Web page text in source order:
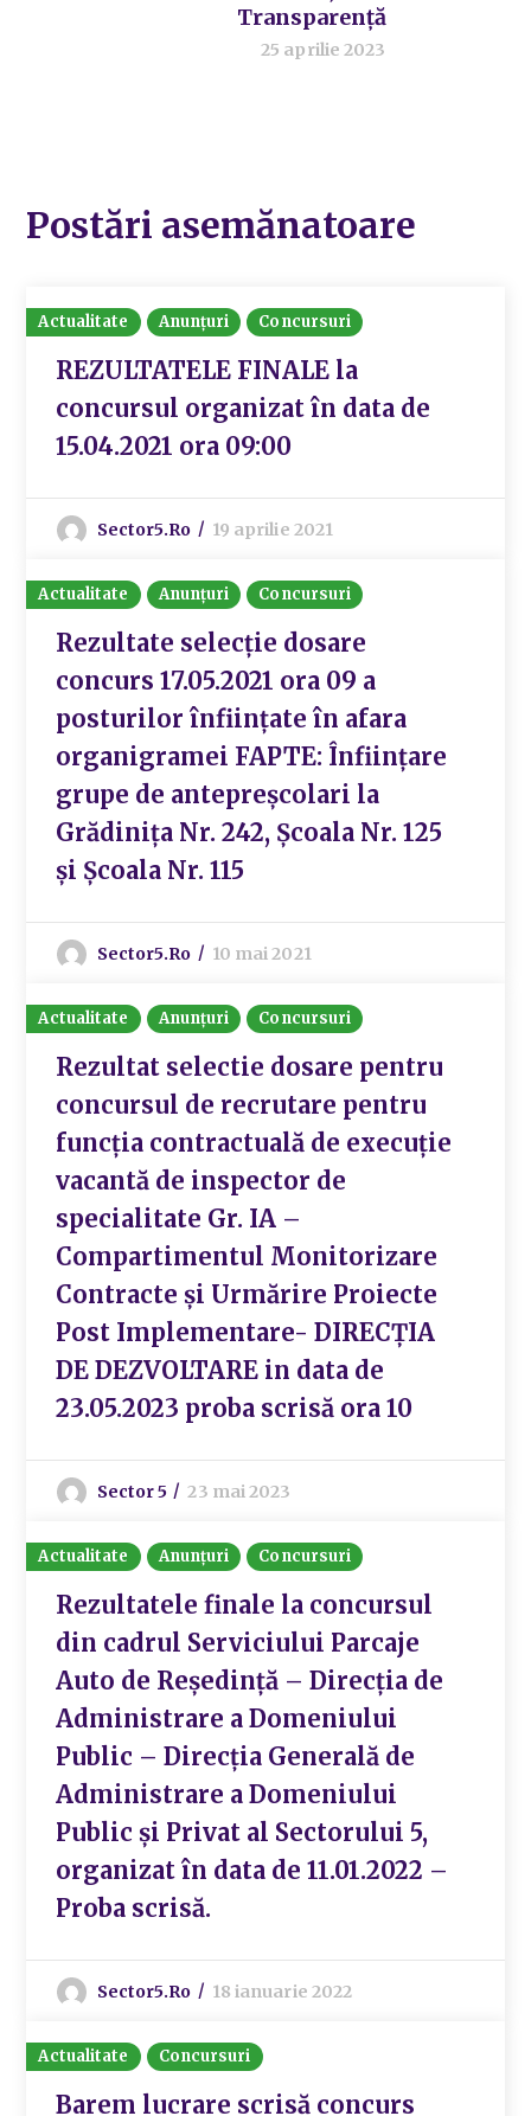
Transparență
25 aprilie 2023
Postări asemănatoare
Actualitate Anunțuri Concursuri
REZULTATELE FINALE la
concursul organizat în data de
15.04.2021 ora 09:00
Sector5.ro 19 aprilie 2021
Actualitate Anunțuri Concursuri
Rezultate selecție dosare
concurs 17.05.2021 ora 09 a
posturilor înființate în afara
organigramei FAPTE: Înființare
grupe de antepreșcolari la
Grădinița Nr. 242, Școala Nr. 125
și Școala Nr. 115
Sector5.ro 10 mai 2021
Actualitate Anunțuri Concursuri
Rezultat selectie dosare pentru
concursul de recrutare pentru
funcţia contractuală de execuție
vacantă de inspector de
specialitate Gr. IA –
Compartimentul Monitorizare
Contracte și Urmărire Proiecte
Post Implementare- DIRECȚIA
DE DEZVOLTARE in data de
23.05.2023 proba scrisă ora 10
Sector 5 23 mai 2023
Actualitate Anunțuri Concursuri
Rezultatele finale la concursul
din cadrul Serviciului Parcaje
Auto de Reședință – Direcția de
Administrare a Domeniului
Public – Direcția Generală de
Administrare a Domeniului
Public și Privat al Sectorului 5,
organizat în data de 11.01.2022 –
Proba scrisă.
Sector5.ro 18 ianuarie 2022
Actualitate Concursuri
Barem lucrare scrisă concurs